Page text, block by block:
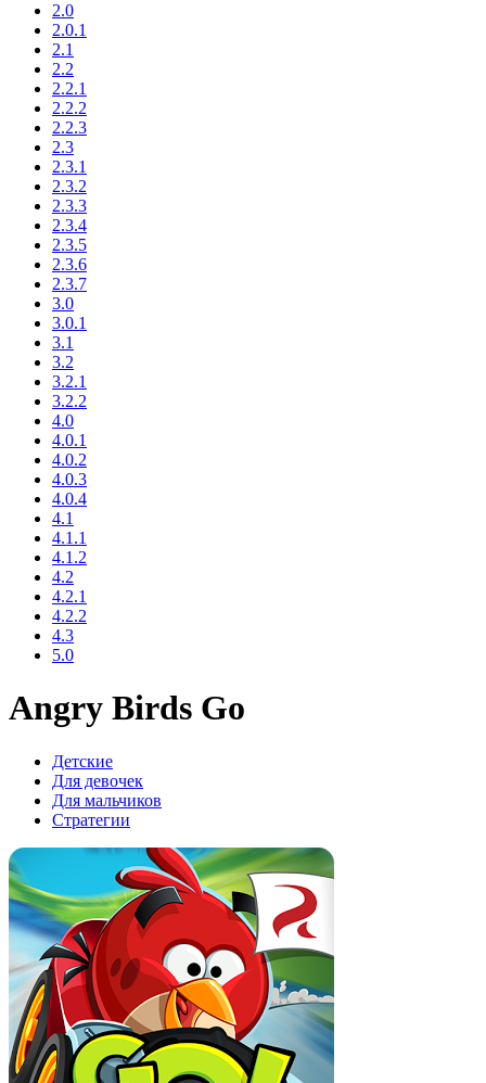
2.0
2.0.1
2.1
2.2
2.2.1
2.2.2
2.2.3
2.3
2.3.1
2.3.2
2.3.3
2.3.4
2.3.5
2.3.6
2.3.7
3.0
3.0.1
3.1
3.2
3.2.1
3.2.2
4.0
4.0.1
4.0.2
4.0.3
4.0.4
4.1
4.1.1
4.1.2
4.2
4.2.1
4.2.2
4.3
5.0
Angry Birds Go
Детские
Для девочек
Для мальчиков
Стратегии